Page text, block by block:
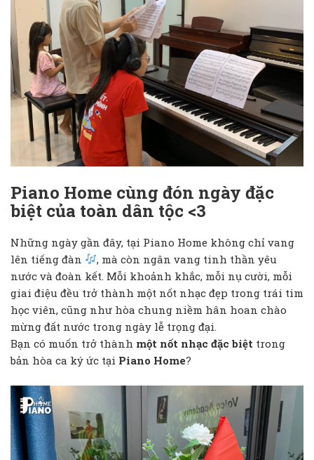
Piano Home cùng đón ngày đặc
biệt của toàn dân tộc <3
Những ngày gần đây, tại Piano Home không chỉ vang
lên tiếng đàn
, mà còn ngân vang tinh thần yêu
nước và đoàn kết. Mỗi khoảnh khắc, mỗi nụ cười, mỗi
giai điệu đều trở thành một nốt nhạc đẹp trong trái tim
học viên, cũng như hòa chung niềm hân hoan chào
mừng đất nước trong ngày lễ trọng đại.
Bạn có muốn trở thành một nốt nhạc đặc biệt trong
bản hòa ca ký ức tại Piano Home?